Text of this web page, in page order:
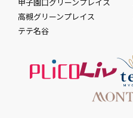
高槻グリーンプレイス
テテ名谷